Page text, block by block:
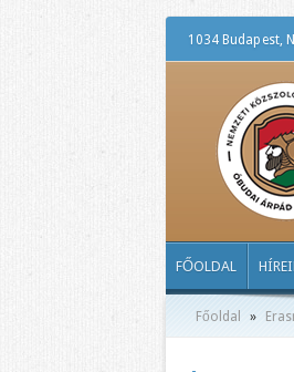
1034 Budapest,
FŐOLDAL
Főoldal »